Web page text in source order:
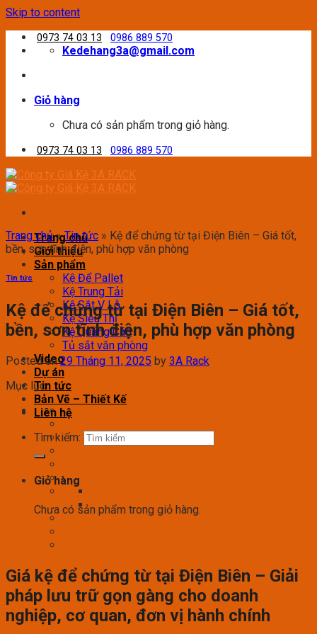
Skip to content
0973 74 03 13 0986 889 570
Kedehang3a@gmail.com
Giỏ hàng
Chưa có sản phẩm trong giỏ hàng.
0973 74 03 13 0986 889 570
Trang chủ
Giới thiệu
Sản phẩm
Kệ Để Pallet
Kệ Trung Tải
Kệ Sắt V Lỗ
Kệ Siêu Thị
Kệ Quảng Cáo
Tủ sắt văn phòng
Video
Dự án
Tin tức
Bản Vẽ – Thiết Kế
Liên hệ
Tìm kiếm:
Giỏ hàng
Chưa có sản phẩm trong giỏ hàng.
Trang chủ»Tin tức » Kệ để chứng từ tại Điện Biên – Giá tốt,
bền, sơn tĩnh điện, phù hợp văn phòng
Tin tức
Kệ để chứng từ tại Điện Biên – Giá tốt,
bền, sơn tĩnh điện, phù hợp văn phòng
Posted on29 Tháng 11, 2025 by 3A Rack
Mục lục
Giá kệ để chứng từ tại Điện Biên – Giải
pháp lưu trữ gọn gàng cho doanh
nghiệp, cơ quan, đơn vị hành chính